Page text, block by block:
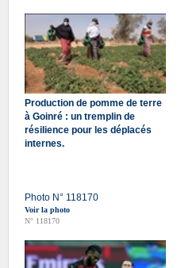
Production de pomme de terre
à Goinré : un tremplin de
résilience pour les déplacés
internes.
Photo N° 118170
Voir la photo
N° 118170